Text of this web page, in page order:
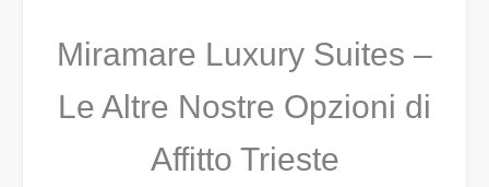
Miramare Luxury Suites –
Le Altre Nostre Opzioni di
Affitto Trieste